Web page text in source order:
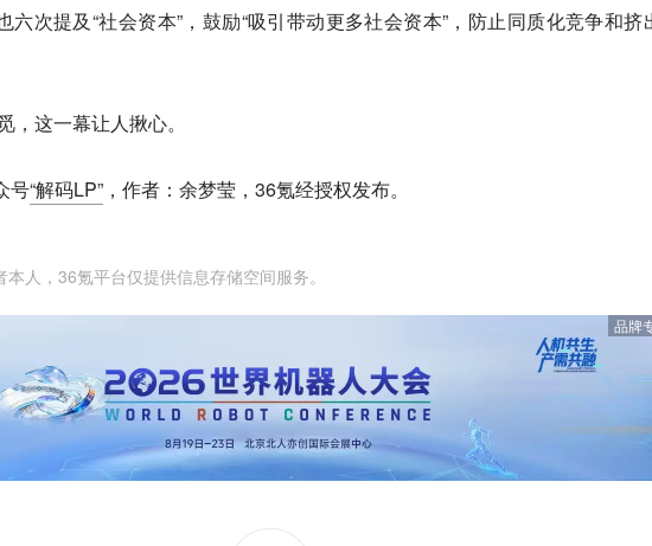
六次提及“社会资本”，鼓励“吸引带动更多社会资本”，防止同质化竞争和挤
，这一幕让人揪心。
号“解码LP” ，作者：余梦莹，36氪经授权发布。
人，36氪平台仅提供信息存储空间服务。
品牌